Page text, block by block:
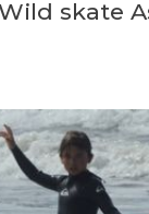
skate